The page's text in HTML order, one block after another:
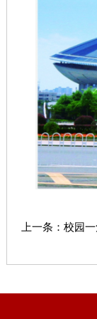
上一条： 校园